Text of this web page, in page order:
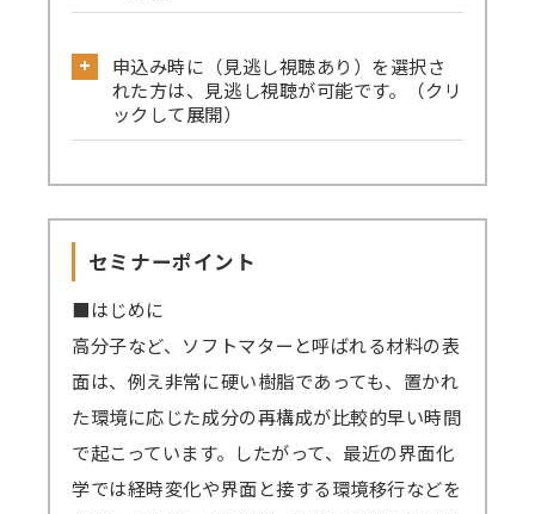
ングをお試しください。
確認はこちら
→Skype／Teams／LINEなど別のミーティン
象が起きる可能性がございます。お手数です
が、これらのアプリは閉じた状態にてZoomに
ご参加ください。
→音声が聞こえない場合の対処例
Zoomアプリのインストール、Zoomへの
サインアップをせずブラウザからの参加も可能
です。
申込み時に（見逃し視聴あり）を選択さ
れた方は、見逃し視聴が可能です。（クリ
ックして展開）
ミナーの録画動画を一定期間視聴可能です。
しい方、期間内であれば動画を何度も視聴でき
ます。
原則、遅くとも開催4営業日後までに録画動
画の配信を開始します（一部、編集加工しま
す）。
視聴期間はセミナー開催日から4営業日後を
起点に1週間となります。
セミナーポイント
■はじめに
高分子など、ソフトマターと呼ばれる材料の表
面は、例え非常に硬い樹脂であっても、置かれ
た環境に応じた成分の再構成が比較的早い時間
で起こっています。したがって、最近の界面化
学では経時変化や界面と接する環境移行などを